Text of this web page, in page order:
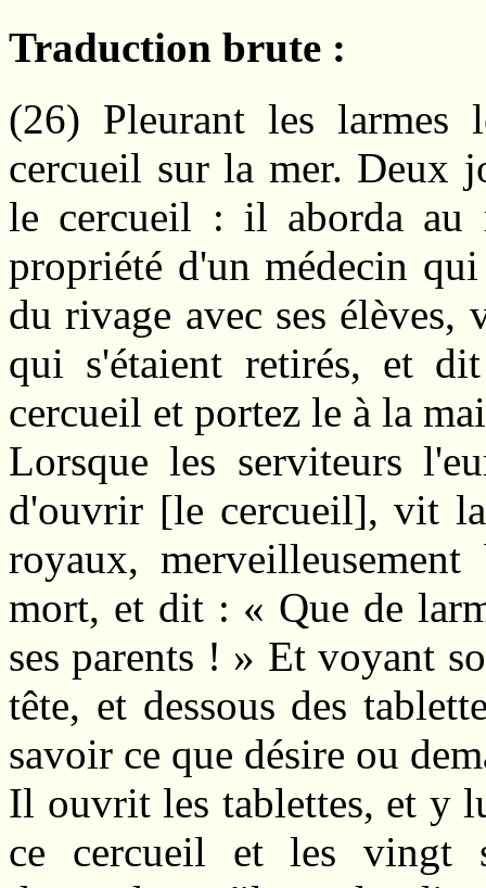
Traduction brute :
(26) Pleurant les
cercueil sur la mer. Deux
le cercueil : il aborda au
propriété d'un médecin
du rivage avec ses
qui s'étaient retirés, et
cercueil et portez le à la
Lorsque les serviteurs
d'ouvrir [le cercueil], vit
royaux,
mort, et dit : « Que de
ses parents ! » Et voyant
tête, et dessous des
savoir ce que désire ou
Il ouvrit les tablettes, et y
ce cercueil et les vingt